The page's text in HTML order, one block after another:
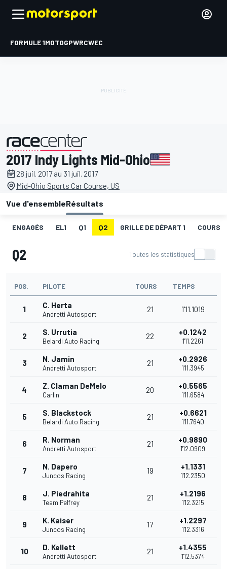
FORMULE 1MOTOGPWRCWEC
présenté par
2017 Indy Lights Mid-Ohio
28 juil. 2017 au 31 juil. 2017
Mid-Ohio Sports Car Course, US
Vue d'ensembleRésultats
ENGAGÉS EL1 Q1 Q2 GRILLE DE DÉPART 1 COURSE
Q2 Toutes les statistiques
POS. PILOTE TOURS TEMPS
1 C. Herta
Andretti Autosport
21 1'11.1019
2 S. Urrutia
Belardi Auto Racing
22 +0.1242
1'11.2261
3 N. Jamin
Andretti Autosport
21 +0.2926
1'11.3945
4 Z. Claman DeMelo
Carlin
20 +0.5565
1'11.6584
5 S. Blackstock
Belardi Auto Racing
21 +0.6621
1'11.7640
6 R. Norman
Andretti Autosport
21 +0.9890
1'12.0909
7 N. Dapero
Juncos Racing
19 +1.1331
1'12.2350
8 J. Piedrahita
Team Pelfrey
21 +1.2196
1'12.3215
9 K. Kaiser
Juncos Racing
17 +1.2297
1'12.3316
10 D. Kellett
Andretti Autosport
21 +1.4355
1'12.5374